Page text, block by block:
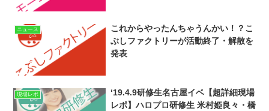
ニュース
これからやったんちゃうんかい！？こ
ぶしファクトリーが活動終了・解散を
発表
現場レポ
‘19.4.9研修生名古屋イベ【超詳細現場
レポ】ハロプロ研修生 米村姫良々・橋